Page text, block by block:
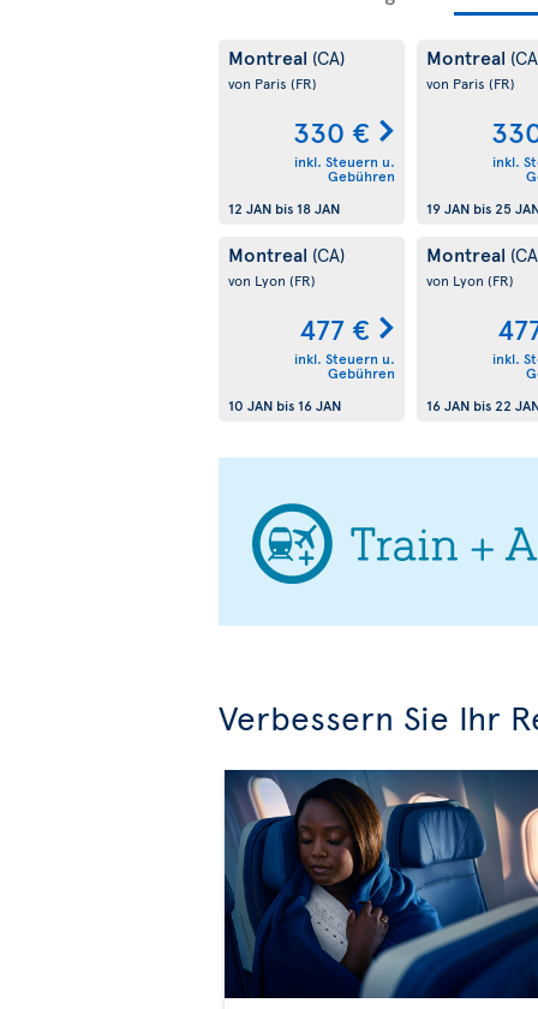
Montreal (CA)
von Paris (FR)
330 €
inkl. Steuern u.
Gebühren
12 JAN bis 18 JAN
Montreal
von Paris (FR)
inkl.
19 JANbis 25
Montreal (CA)
von Lyon (FR)
477 €
inkl. Steuern u.
Gebühren
10 JAN bis 16 JAN
Montreal
von Lyon (FR)
inkl.
16 JANbis 22
Verbessern Sie Ihr